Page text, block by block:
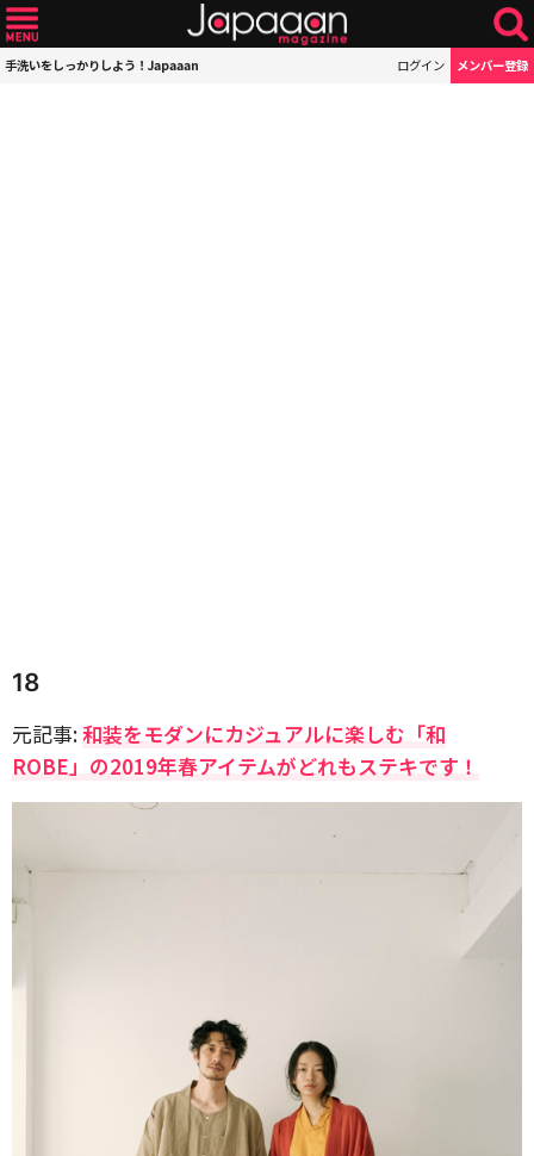
手洗いをしっかりしよう！Japaaan ログイン メンバー登録
18
元記事:和装をモダンにカジュアルに楽しむ「和
ROBE」の2019年春アイテムがどれもステキです！